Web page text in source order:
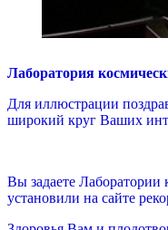
Лаборатория
Для иллюстрации
широкий круг Ваших
Вы задаете Лаборатории
установили на сайте